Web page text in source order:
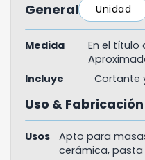
General Unidad
Medida
En el título
Incluye
Cortante
Uso & Fabricación
Usos
Apto para
cerámica,